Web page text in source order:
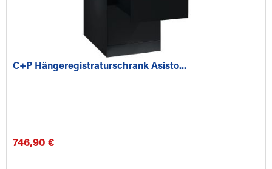
C+P Hängeregistraturschrank Asisto...
746,90 €